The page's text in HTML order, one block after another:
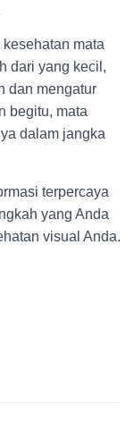
mata
dari yang kecil,
dan mengatur
begitu, mata
dalam jangka
terpercaya
yang Anda
visual Anda.